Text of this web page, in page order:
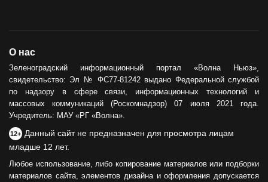
О нас
Зеленоградский информационный портал «Волна Ньюз»,
свидетельство: Эл № ФС77-81242 выдано Федеральной службой
по надзору в сфере связи, информационных технологий и
массовых коммуникаций (Роскомнадзор) 07 июля 2021 года.
Учредитель: МАУ «РГ «Волна».
12+ Данный сайт не предназначен для просмотра лицам
младше 12 лет.
Любое использование, либо копирование материалов или подборки
материалов сайта, элементов дизайна и оформления допускается